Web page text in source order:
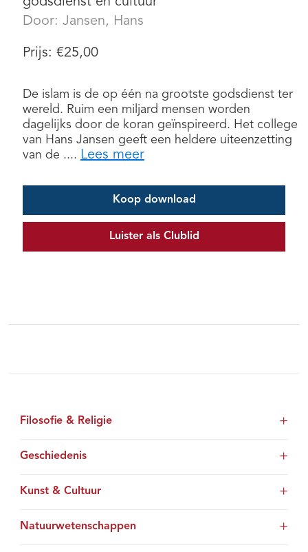
Door: Jansen, Hans
Prijs: €25,00
De islam is de op één na grootste godsdienst ter
wereld. Ruim een miljard mensen worden
dagelijks door de koran geïnspireerd. Het college
van Hans Jansen geeft een heldere uiteenzetting
van de .... Lees meer
Koop download
Luister als Clublid
Filosofie & Religie
Geschiedenis
Kunst & Cultuur
Natuurwetenschappen